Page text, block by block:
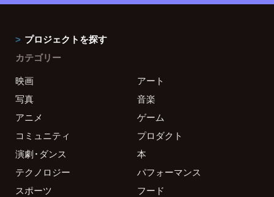
プロジェクトを探す
カテゴリー
映画
アート
写真
音楽
アニメ
ゲーム
コミュニティ
プロダクト
演劇・ダンス
本
テクノロジー
パフォーマンス
スポーツ
フード